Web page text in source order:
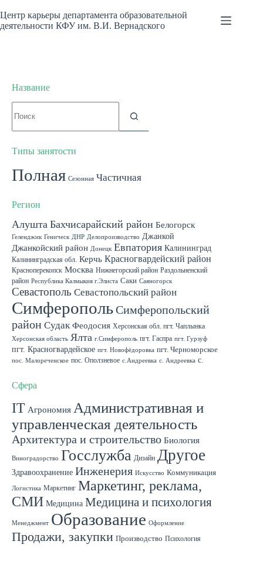
к
сути
Центр карьеры департамента образовательной
деятельности КФУ им. В.И. Вернадского
Название
не
Типы занятости
Полная Сезонная Частичная
Регион
Алушта Бахчисарайский район Белогорск
Геленджик Геническ ДНР Делопроизводство Джанкой
Джанкойский район Донецк Евпатория Калининград
Калининградская обл. Керчь Красногвардейский район
Красноперекопск Москва Нижнегорский район Раздольненский
район Республика Калмыкия г.Элиста Саки Саяногорск
Севастополь Севастопольский район
СимферопольСимферопольский
район Судак Феодосия Херсонская обл. пгт. Чаплынка
Херсонская область Ялта г.Симферополь пгт. Гаспра пгт. Гурзуф
пгт. Красногвардейское пгт. Новофёдоровка пгт. Черноморское
пос. Малореченское пос. Оползневое с.Андреевка с. Андреевка с.
с.Школьное
Сфера
IT Агрономия Административная и
управленческая деятельность
Архитектура и строительство Биология
Виноградорство Госслужба Дизайн Другое
Здравоохранение Инженерия Искусство Коммуникация
Логистика Маркетинг Маркетинг, реклама,
СМИ Медицина Медицина и психология
Менеджмент Образование Оформление
Продажи, закупки Производство Психология